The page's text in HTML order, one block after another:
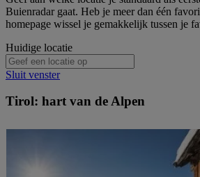
Buienradar gaat. Heb je meer dan één
homepage wissel je gemakkelijk tussen je
Huidige locatie
Sluit venster
Tirol: hart van de Alpen